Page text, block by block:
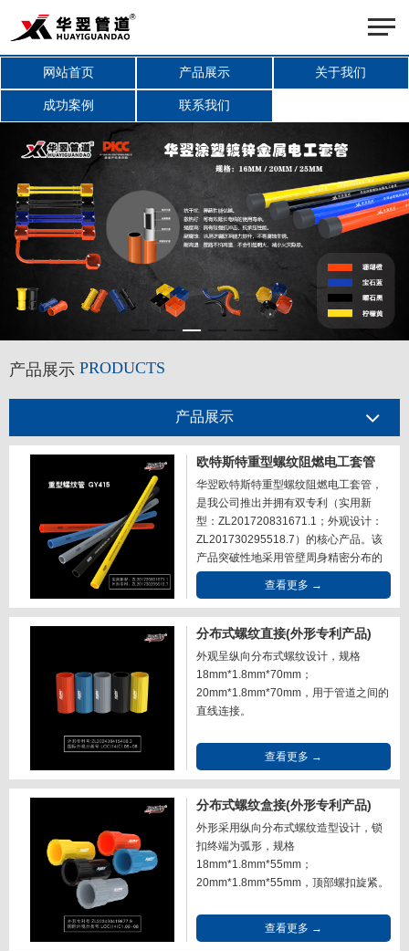
网站首页 产品展示 关于我们
成功案例 联系我们
产品展示 PRODUCTS
产品展示
欧特斯特重型螺纹阻燃电工套管
华翌欧特斯特重型螺纹阻燃电工套管，
是我公司推出并拥有双专利（实用新
型：ZL201720831671.1；外观设计：
ZL201730295518.7）的核心产品。该
产品突破性地采用管壁周身精密分布的
深海贝类原生脊外形设计，赋予管壁卓
越的抗压性能，其抗压强度达到GY415
为电气线路提供坚实可靠的防护保障。
本品的核心优势在于其独特的贝类原生
脊仿生结构。这些环绕管壁周...
查看更多 →
分布式螺纹直接(外形专利产品)
外观呈纵向分布式螺纹设计，规格
18mm*1.8mm*70mm；
20mm*1.8mm*70mm，用于管道之间的
直线连接。
查看更多 →
分布式螺纹盒接(外形专利产品)
外形采用纵向分布式螺纹造型设计，锁
扣终端为弧形，规格
18mm*1.8mm*55mm；
20mm*1.8mm*55mm，顶部螺扣旋紧。
查看更多 →